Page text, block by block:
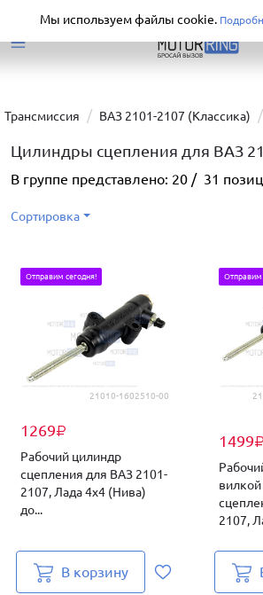
Трансмиссия ВАЗ 2101-2107 (Классика)
Цилиндры сцепления для ВАЗ
В группе представлено: 20 / 31
Сортировка
21010-1602510-00
1269₽
Отправим сегодня!
Рабочий цилиндр
сцепления для ВАЗ 2101-
2107, Лада 4х4 (Нива)
до...
В корзину
1499₽
Отправим
2107,
Мы используем файлы cookie.